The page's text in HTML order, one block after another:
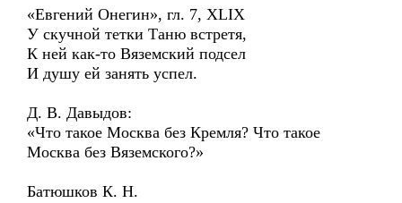
«Евгений Онегин», гл. 7, XLIX
У скучной тетки Таню встретя,
К ней как-то Вяземский подсел
И душу ей занять успел.
Д. В. Давыдов:
«Что такое Москва без Кремля? Что такое
Москва без Вяземского?»
Батюшков К. Н.